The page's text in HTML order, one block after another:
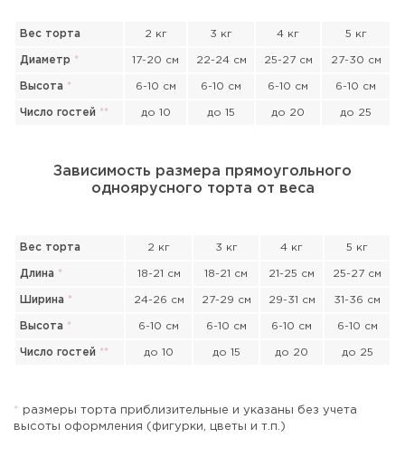
Вес торта 2 кг 3 кг 4 кг 5 кг
Диаметр * 17-20 см 22-24 см 25-27 см 27-30 см
Высота * 6-10 см 6-10 см 6-10 см 6-10 см
Число гостей ** до 10 до 15 до 20 до 25
Зависимость размера прямоугольного
одноярусного торта от веса
Вес торта 2 кг 3 кг 4 кг 5 кг
Длина * 18-21 см 18-21 см 21-25 см 25-27 см
Ширина * 24-26 см 27-29 см 29-31 см 31-36 см
Высота * 6-10 см 6-10 см 6-10 см 6-10 см
Число гостей ** до 10 до 15 до 20 до 25
*
размеры торта приблизительные и указаны без учета
высоты оформления (фигурки, цветы и т.п.)
Прикрепить файл или фото